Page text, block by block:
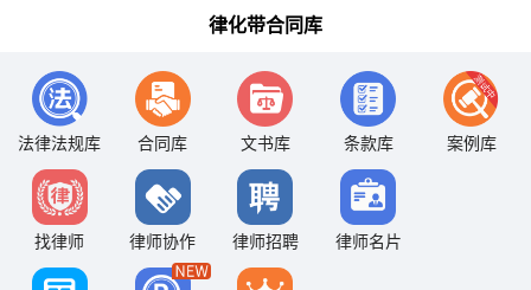
律化带合同库
法律法规库 合同库 文书库 条款库 案例库
找律师 律师协作 律师招聘 律师名片